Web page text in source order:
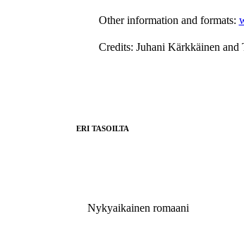
Other information and formats:
Credits: Juhani Kärkkäinen and
ERI TASOILTA
Nykyaikainen romaani